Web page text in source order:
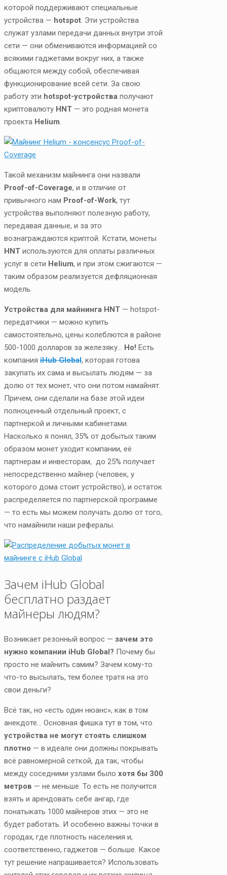
которой поддерживают специальные
устройства — hotspot . Эти устройства
служат узлами передачи данных внутри этой
сети — они обмениваются информацией со
всякими гаджетами вокруг них, а также
общаются между собой, обеспечивая
функционирование всей сети. За свою
работу эти hotspot-устройства получают
криптовалюту HNT — это родная монета
проекта Helium
Такой механизм майнинга они назвали
Proof-of-Coverage, и в отличие от
привычного нам Proof-of-Work, тут
устройства выполняют полезную работу,
передавая данные, и за это
вознаграждаются криптой. Кстати, монеты
HNT используются для оплаты различных
услуг в сети Helium, и при этом сжигаются —
таким образом реализуется дефляционная
модель.
Устройства для майнинга HNT — hotspot-
передатчики — можно купить
самостоятельно, цены колеблются в районе
500-1000 долларов за железяку… Но! Есть
компания iHub Global, которая готова
закупать их сама и высылать людям — за
долю от тех монет, что они потом намайнят.
Причем, они сделали на базе этой идеи
полноценный отдельный проект, с
партнеркой и личными кабинетами.
Насколько я понял, 35% от добытых таким
образом монет уходит компании, её
партнерам и инвесторам, до 25% получает
непосредственно майнер (человек, у
которого дома стоит устройство), и остаток
распределяется по партнерской программе
— то есть мы можем получать долю от того,
что намайнили наши рефералы.
Зачем iHub Global
бесплатно раздает
майнеры людям?
Возникает резонный вопрос — зачем это
нужно компании iHub Global? Почему бы
просто не майнить самим? Зачем кому-то
что-то высылать, тем более тратя на это
свои деньги?
Всё так, но «есть один нюанс», как в том
анекдоте… Основная фишка тут в том, что
устройства не могут стоять слишком
плотно — в идеале они должны покрывать
всё равномерной сеткой, да так, чтобы
между соседними узлами было хотя бы 300
метров — не меньше. То есть не получится
взять и арендовать себе ангар, где
понатыкать 1000 майнеров этих — это не
будет работать. И особенно важны точки в
городах, где плотность населения и,
соответственно, гаджетов — больше. Какое
тут решение напрашивается? Использовать